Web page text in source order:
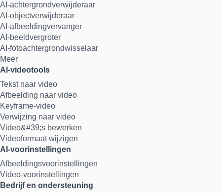
AI-achtergrondverwijderaar
AI-objectverwijderaar
AI-afbeeldingvervanger
AI-beeldvergroter
AI-fotoachtergrondwisselaar
Meer
AI-videotools
Tekst naar video
Afbeelding naar video
Keyframe-video
Verwijzing naar video
Video&#39;s bewerken
Videoformaat wijzigen
AI-voorinstellingen
Afbeeldingsvoorinstellingen
Video-voorinstellingen
Bedrijf en ondersteuning